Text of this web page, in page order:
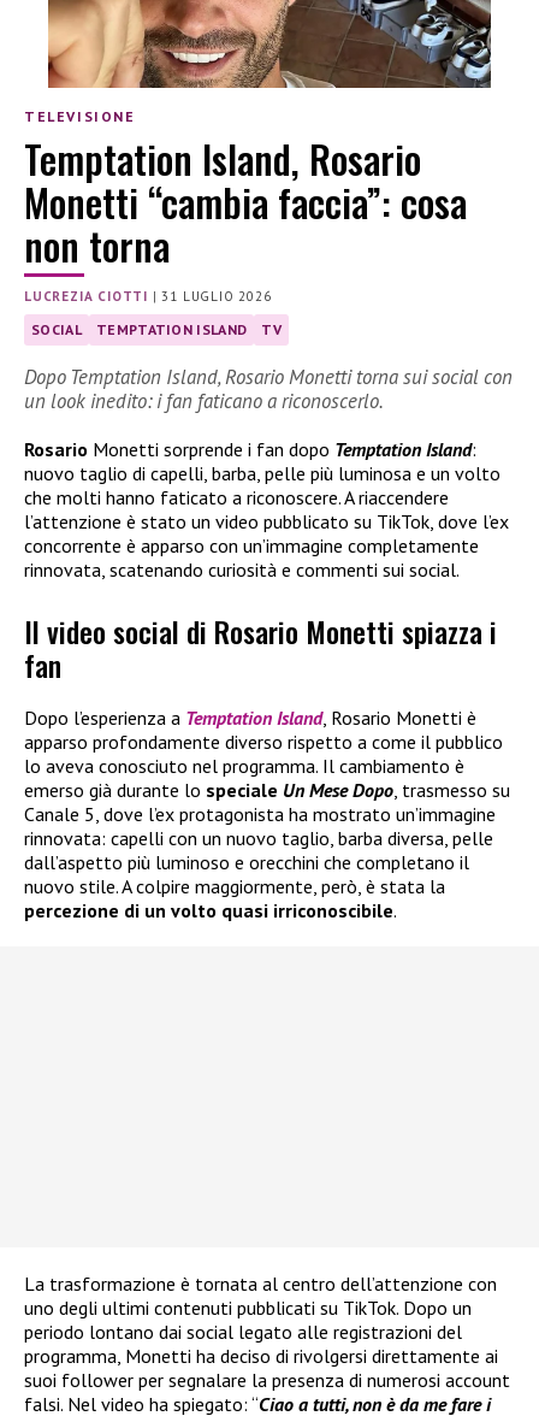
TELEVISIONE
Temptation Island, Rosario
Monetti “cambia faccia”: cosa
non torna
LUCREZIA CIOTTI |31 LUGLIO 2026
SOCIAL TEMPTATION ISLAND TV
Dopo Temptation Island, Rosario Monetti torna sui social con
un look inedito: i fan faticano a riconoscerlo.
Rosario Monetti sorprende i fan dopo Temptation Island:
nuovo taglio di capelli, barba, pelle più luminosa e un volto
che molti hanno faticato a riconoscere. A riaccendere
l’attenzione è stato un video pubblicato su TikTok, dove l’ex
concorrente è apparso con un’immagine completamente
rinnovata, scatenando curiosità e commenti sui social.
Il video social di Rosario Monetti spiazza i
fan
Dopo l’esperienza a Temptation Island, Rosario Monetti è
apparso profondamente diverso rispetto a come il pubblico
lo aveva conosciuto nel programma. Il cambiamento è
emerso già durante lo speciale Un Mese Dopo , trasmesso su
Canale 5, dove l’ex protagonista ha mostrato un’immagine
rinnovata: capelli con un nuovo taglio, barba diversa, pelle
dall’aspetto più luminoso e orecchini che completano il
nuovo stile. A colpire maggiormente, però, è stata la
percezione di un volto quasi irriconoscibile.
La trasformazione è tornata al centro dell’attenzione con
uno degli ultimi contenuti pubblicati su TikTok. Dopo un
periodo lontano dai social legato alle registrazioni del
programma, Monetti ha deciso di rivolgersi direttamente ai
suoi follower per segnalare la presenza di numerosi account
falsi. Nel video ha spiegato: “Ciao a tutti, non è da me fare i